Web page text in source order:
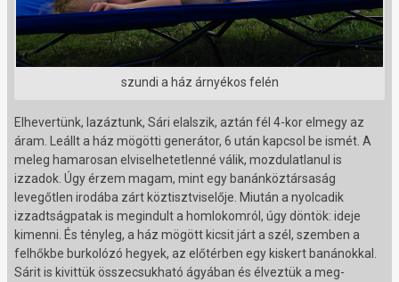
szundi a ház árnyékos felén
Elhevertünk, lazáztunk, Sári elalszik, aztán fél 4-kor elmegy az
áram. Leállt a ház mögötti generátor, 6 után kapcsol be ismét. A
meleg hamarosan elviselhetetlenné válik, mozdulatlanul is
izzadok. Úgy érzem magam, mint egy banánköztársaság
levegőtlen irodába zárt köztisztviselője. Miután a nyolcadik
izzadtságpatak is megindult a homlokomról, úgy döntök: ideje
kimenni. És tényleg, a ház mögött kicsit járt a szél, szemben a
felhőkbe burkolózó hegyek, az előtérben egy kiskert banánokkal.
Sárit is kivittük összecsukható ágyában és élveztük a meg-